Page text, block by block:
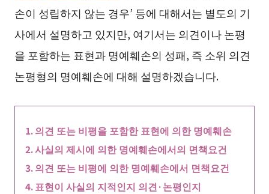
손이 성립하지 않는 경우’ 등에 대해서는 별도의 기
사에서 설명하고 있지만, 여기서는 의견이나 논평
을 포함하는 표현과 명예훼손의 성패, 즉 소위 의견
논평형의 명예훼손에 대해 설명하겠습니다.
의견 또는 비평을 포함한 표현에 의한 명예훼손
사실의 제시에 의한 명예훼손에서의 면책요건
의견 또는 비평에 의한 명예훼손에서 면책요건
표현이 사실의 지적인지 의견·논평인지